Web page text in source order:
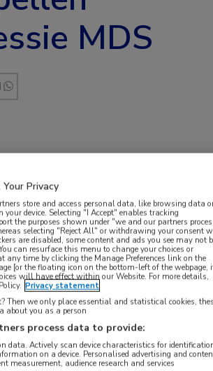
MDS
Privacy
store and access personal data, like browsing data
your device. Selecting "I Accept" enables tracking
the purposes shown under "we and our partners
selecting "Reject All" or withdrawing your consent
are disabled, some content and ads you see may not
can resurface this menu to change your choices or
any time by clicking the Manage Preferences link on the
[or the floating icon on the bottom-left of the webpage,
will have effect within our Website. For more details,
Privacy statement
Then we only place essential and statistical cookies,
about you as a person
process data to provide:
data. Actively scan device characteristics for
on a device. Personalised advertising and
measurement, audience research and services